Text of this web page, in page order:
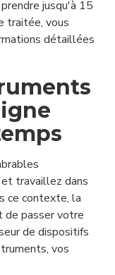
jusqu'à 15
traitée, vous
détaillées
et travaillez dans
ce contexte, la
de passer votre
de dispositifs
vos